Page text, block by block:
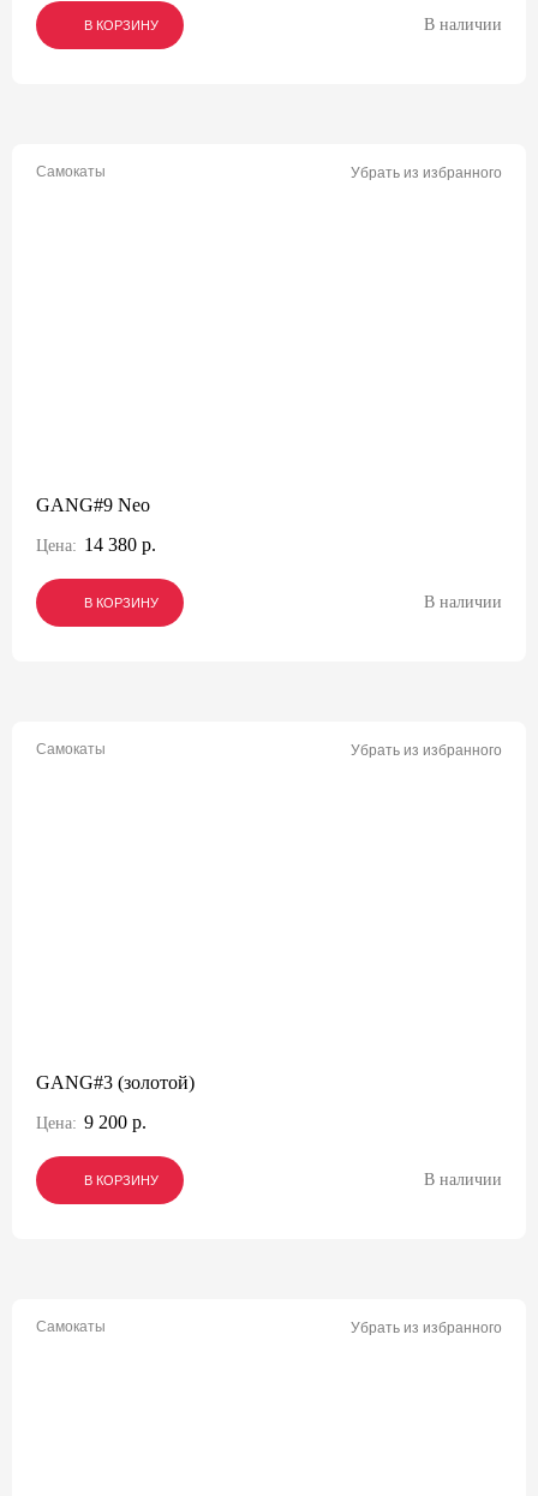
В КОРЗИНУ
В КОРЗИНУ
В КОРЗИНУ В наличии
Самокаты Убрать из избранного
GANG#9 Neo
Цена: 14 380 р.
В КОРЗИНУ
В КОРЗИНУ
В КОРЗИНУ В наличии
Самокаты Убрать из избранного
GANG#3 (золотой)
Цена: 9 200 р.
В КОРЗИНУ
В КОРЗИНУ
В КОРЗИНУ В наличии
Самокаты Убрать из избранного